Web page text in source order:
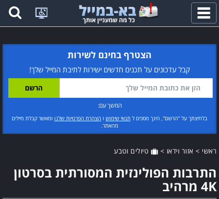
פתח
תפריט
הצטרף בחינם לשירות
קבל עדכונים על תכנים חדשים ישירות לתיבת המייל שלך!
המשך עם:
בלחיצתך על "הרשם", הינך מסכים ל תנאי שימוש ו הצהרת הפרטיות שלנו ומאשר קבלת מיילים
מהאתר.
ראשי > אזור וידאו > טיולים וטבע
התרבות הפולינזית המסורתית בסרטון
4K מרהיב